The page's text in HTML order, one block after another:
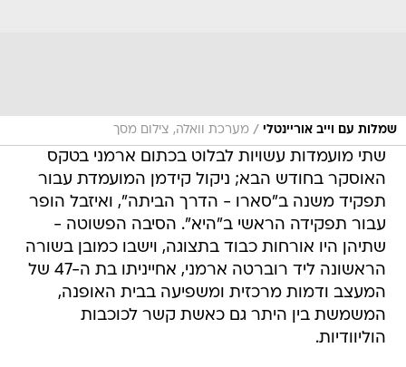
שמלות עם וייב אוריינטלי / מערכת וואלה, צילום מסך
שתי מועמדות עשויות לבלוט בכתום ארמני בטקס
האוסקר בחודש הבא; ניקול קידמן המועמדת עבור
תפקיד משנה ב"סארו - הדרך הביתה", ואיזבל הופר
עבור תפקידה הראשי ב"היא". הסיבה הפשוטה -
שתיהן היו אורחות כבוד בתצוגה, וישבו כמובן בשורה
הראשונה ליד רוברטה ארמני, אחייניתו בת ה-47 של
המעצב ודמות מרכזית ומשפיעה בבית האופנה,
המשמשת בין היתר גם כאשת קשר לכוכבות
הוליוודיות.